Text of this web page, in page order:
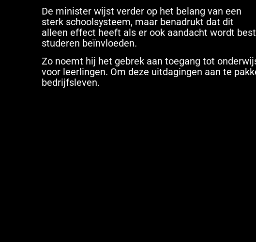
De minister wijst verder op het belang van een
sterk schoolsysteem, maar benadrukt dat dit
alleen effect heeft als er ook aandacht wordt
studeren beïnvloeden.
Zo noemt hij het gebrek aan toegang tot
voor leerlingen. Om deze uitdagingen aan te
bedrijfsleven.